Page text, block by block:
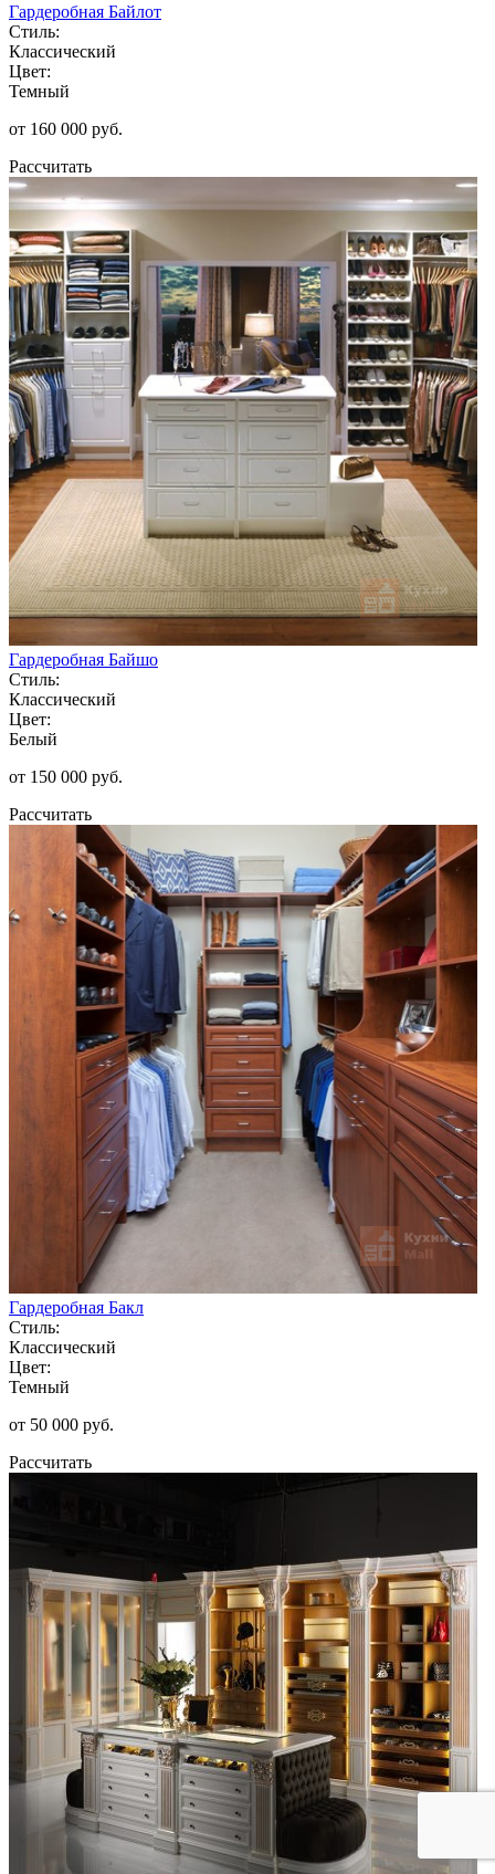
Гардеробная Байлот
Стиль:
Классический
Цвет:
Темный
от 160 000 руб.
Рассчитать
Гардеробная Байшо
Стиль:
Классический
Цвет:
Белый
от 150 000 руб.
Рассчитать
Гардеробная Бакл
Стиль:
Классический
Цвет:
Темный
от 50 000 руб.
Рассчитать